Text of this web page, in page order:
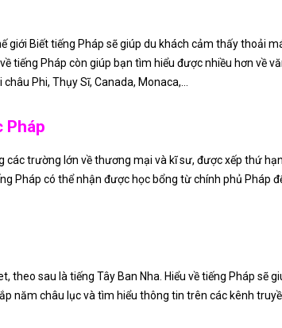
Biết tiếng Pháp sẽ giúp du khách cảm thấy thoải
tiếng Pháp còn giúp bạn tìm hiểu được nhiều hơn về
Phi, Thụy Sĩ, Canada, Monaca,…
Pháp
trường lớn về thương mại và kĩ sư, được xếp thứ
Pháp có thể nhận được học bổng từ chính phủ Pháp
sau là tiếng Tây Ban Nha. Hiểu về tiếng Pháp sẽ
năm châu lục và tìm hiểu thông tin trên các kênh